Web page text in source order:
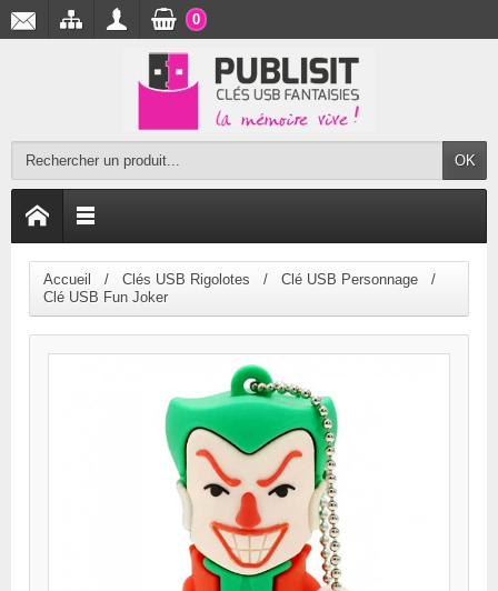
OK
0
Accueil Clés USB Rigolotes
Clé USB Personnage
Clé USB Fun Joker